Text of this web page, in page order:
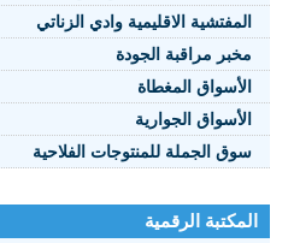
المفتشية الاقليمية وادي الزناتي
مخبر مراقبة الجودة
الأسواق المغطاة
الأسواق الجوارية
سوق الجملة للمنتوجات الفلاحية
المكتبة الرقمية